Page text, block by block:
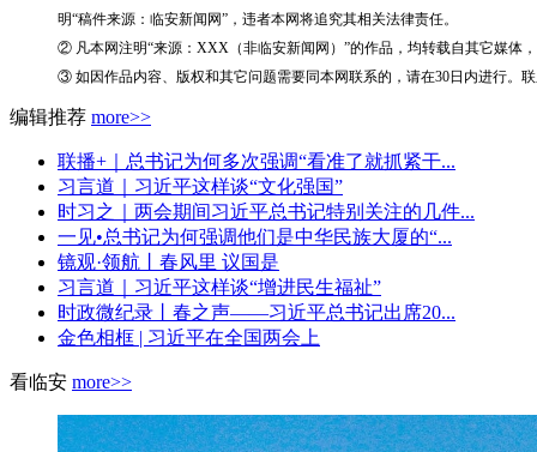
明“稿件来源：临安新闻网”，违者本网将追究其相关法律责任。
② 凡本网注明“来源：XXX（非临安新闻网）”的作品，均转载自其它媒体
③ 如因作品内容、版权和其它问题需要同本网联系的，请在30日内进行。联
编辑推荐 more>>
联播+｜总书记为何多次强调“看准了就抓紧干...
习言道｜习近平这样谈“文化强国”
时习之｜两会期间习近平总书记特别关注的几件...
一见•总书记为何强调他们是中华民族大厦的“...
镜观·领航丨春风里 议国是
习言道｜习近平这样谈“增进民生福祉”
时政微纪录丨春之声——习近平总书记出席20...
金色相框 | 习近平在全国两会上
看临安 more>>